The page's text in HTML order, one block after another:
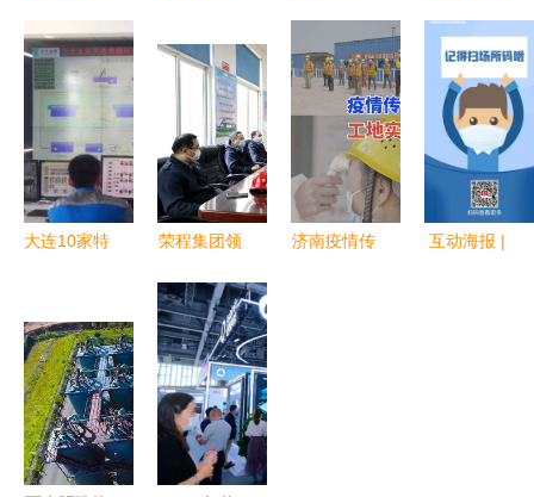
全，智能装
备助力科学
管理
你回顾
2023中国
国际信息通
信展精彩内
容
精选 客户
寻源、厂房
流转与疫情
防控提醒
息消防宣传
机 智慧赋
能，筑牢火
灾防控信息
屏障
大连10家特
预约及防疫
须知全解析
荣程集团领
公司炼钢
厂，督导检
查生产运行
与疫情防控
工作
济南疫情传
互动海报 |